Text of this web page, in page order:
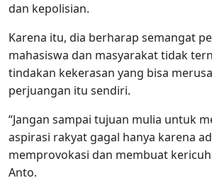
dan kepolisian.
Karena itu, dia berharap semangat
mahasiswa dan masyarakat tidak
tindakan kekerasan yang bisa
perjuangan itu sendiri.
“Jangan sampai tujuan mulia untuk
aspirasi rakyat gagal hanya karena
memprovokasi dan membuat
Anto.